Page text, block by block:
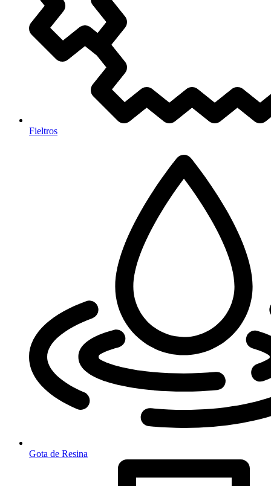
Fieltros
Gota de Resina